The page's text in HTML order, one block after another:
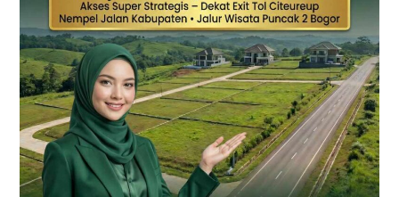
Gunung
&
SHM
Pecah
Sertifikat